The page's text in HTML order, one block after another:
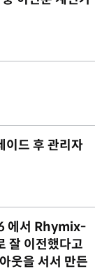
드 후 관리자
에서 Rhymix-
잘 이전했다고
웃을 서서 만든